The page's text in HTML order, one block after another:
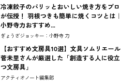
冷凍餃子のパリッとおいしい焼き方をプロ
が伝授！ 羽根つきも簡単に焼くコツとは｜
小野寺力おすすめ...
ぎょうざジョッキー：小野寺 力
【おすすめ文房具10選】文具ソムリエール
菅未里さんが厳選した「創造する人に役立
つ文房具」
アクティオノート編集部